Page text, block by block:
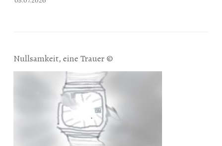
Nullsamkeit, eine Trauer ©